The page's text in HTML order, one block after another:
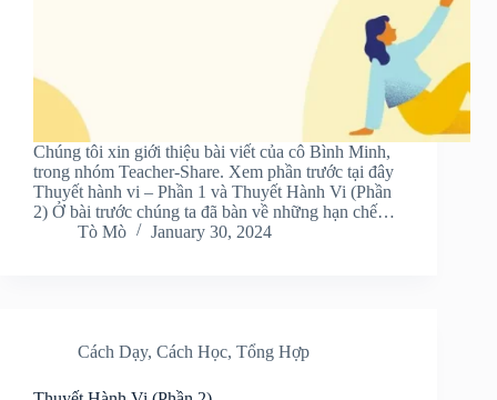
Chúng tôi xin giới thiệu bài viết của cô Bình Minh,
trong nhóm Teacher-Share. Xem phần trước tại đây
Thuyết hành vi – Phần 1 và Thuyết Hành Vi (Phần
2) Ở bài trước chúng ta đã bàn về những hạn chế…
Tò Mò
January 30, 2024
Cách Dạy, Cách Học, Tổng Hợp